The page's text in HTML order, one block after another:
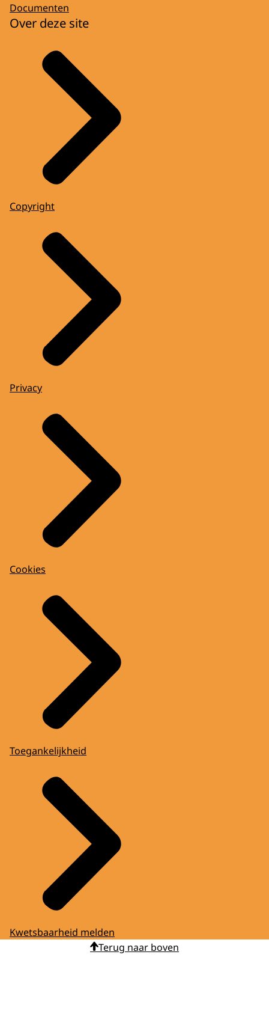
Documenten
Over deze site
Copyright
Privacy
Cookies
Toegankelijkheid
Kwetsbaarheid melden
Terug naar boven